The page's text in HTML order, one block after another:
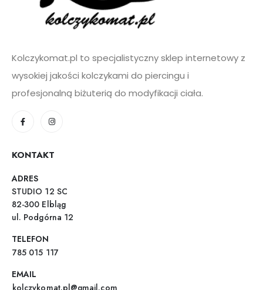
Kolczykomat.pl to specjalistyczny sklep internetowy z
wysokiej jakości kolczykami do piercingu i
profesjonalną biżuterią do modyfikacji ciała.
KONTAKT
ADRES
STUDIO 12 SC
82-300 Elbląg
ul. Podgórna 12
TELEFON
785 015 117
EMAIL
kolczykomat.pl@gmail.com